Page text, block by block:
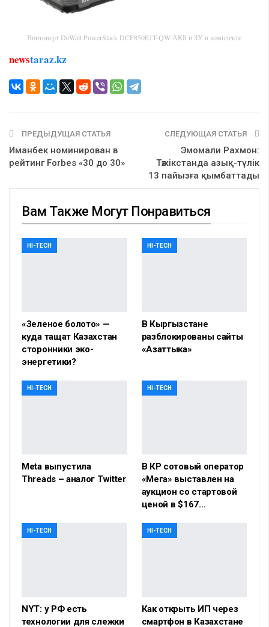
Винтоверт DeWalt PowerStack DCF850E1T-QW АКБ и ЗУ в комплекте
newstaraz.kz
ПРЕДЫДУЩАЯ СТАТЬЯ
Иманбек номинирован в
рейтинг Forbes «30 до 30»
СЛЕДУЮЩАЯ СТАТЬЯ
Эмомали Рахмон:
Тәжікстанда азық-түлік
13 пайызға қымбаттады
Вам Также Могут Понравиться
HI-TECH
«Зеленое болото» —
куда тащат Казахстан
сторонники эко-
энергетики?
HI-TECH
В Кыргызстане
разблокированы сайты
«Азаттыка»
HI-TECH
Meta выпустила
Threads – аналог Twitter
HI-TECH
В КР сотовый оператор
«Мега» выставлен на
аукцион со стартовой
ценой в $167…
HI-TECH
NYT: у РФ есть
технологии для слежки
HI-TECH
Как открыть ИП через
смартфон в Казахстане